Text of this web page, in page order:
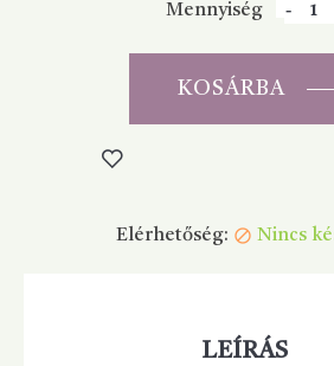
Mennyiség
KOSÁRBA
Elérhetőség:  Nincs
LEÍRÁS